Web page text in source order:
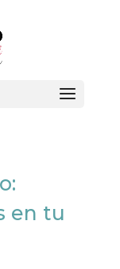
en tu